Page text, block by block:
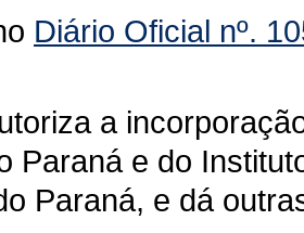
Diário Oficial nº.
a
Paraná e do
Paraná, e dá